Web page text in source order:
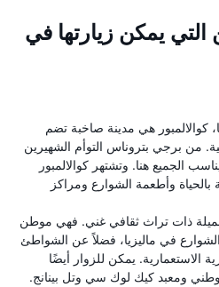
التي يمكن زيارتها في
كوالالمبور هي مدينة صاخبة تضم
من برجي بتروناس التوأم الشهيرين
الجميع هنا. وتشتهر كوالالمبور
بالحياة وأطعمة الشوارع ومراكز
ذات تراث ثقافي غني. فهي موطن
في ماليزيا، فضلاً عن الشواطئ
الاستعمارية. يمكن للزوار أيضًا
ومعبد كيك لوك سي وتل بينانج.